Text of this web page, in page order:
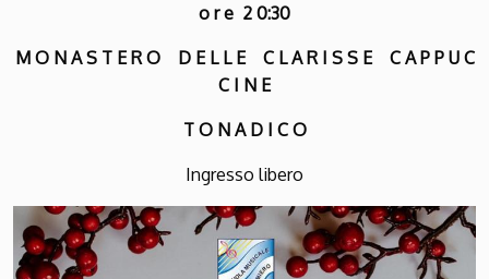
o r e 2 0:30
M O N A S T E R O D E L L E C L A R I S S E C A P P U C
C I N E
T O N A D I C O
Ingresso libero